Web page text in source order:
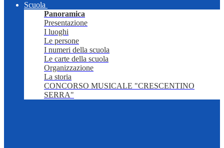
Scuola
Panoramica
Presentazione
I luoghi
Le persone
I numeri della scuola
Le carte della scuola
Organizzazione
La storia
CONCORSO MUSICALE "CRESCENTINO
SERRA"